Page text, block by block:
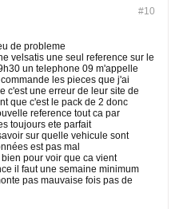
#10
de probleme
velsatis une seul reference sur le
un telephone 09 m'appelle
les pieces que j'ai
c'est une erreur de leur site de
que c'est le pack de 2 donc
reference tout ca par
toujours ete parfait
sur quelle vehicule sont
est pas mal
pour voir que ca vient
il faut une semaine minimum
pas mauvaise fois pas de